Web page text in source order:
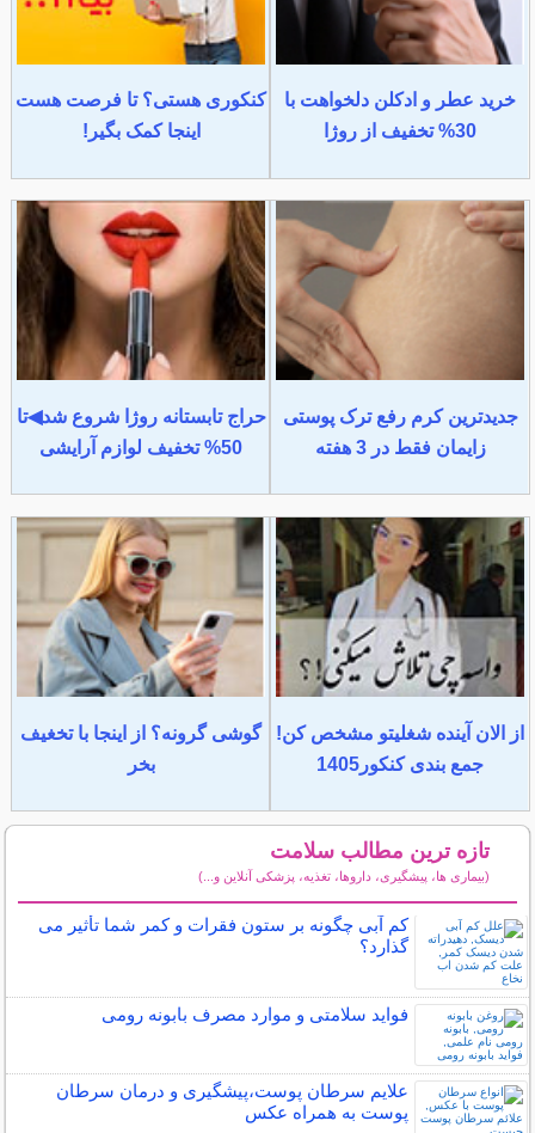
خرید عطر و ادکلن دلخواهت با
30% تخفیف از روژا
کنکوری هستی؟ تا فرصت هست
اینجا کمک بگیر!
جدیدترین کرم رفع ترک پوستی
زایمان فقط در 3 هفته
حراج تابستانه روژا شروع شد◀تا
50% تخفیف لوازم آرایشی
از الان آینده شغلیتو مشخص کن!
جمع بندی کنکور1405
گوشی گرونه؟ از اینجا با تخغیف
بخر
تازه ترین مطالب سلامت
(بیماری ها، پیشگیری، داروها، تغذیه، پزشکی آنلاین و...)
کم آبی چگونه بر ستون فقرات و کمر شما تأثیر می
گذارد؟
فواید سلامتی و موارد مصرف بابونه رومی
علایم سرطان پوست،پیشگیری و درمان سرطان
پوست به همراه عکس